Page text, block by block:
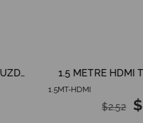
IC-246B-8 2X0,5MM 3M ARAÇ BUZDOLABI KABLOSU 1.5 METRE HDMI
1.5MT-HDMI
$2.52